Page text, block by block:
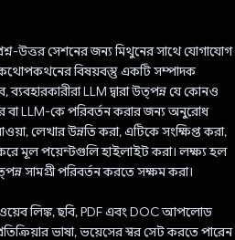
উত্তর সেশনের জন্য মিথুনের সাথে যোগাযোগ
কথোপকথনের বিষয়বস্তু একটি সম্পাদক
LLM দ্বারা উত্পন্ন যে কোনও
LLM-কে পরিবর্তন করার জন্য অনুরোধ
লেখার উন্নতি করা, এটিকে সংক্ষিপ্ত করা,
করে মূল পয়েন্টগুলি হাইলাইট করা। লক্ষ্য হল
সামগ্রী পরিবর্তন করতে সক্ষম করা।
ওয়েব লিঙ্ক, ছবি, PDF এবং DOC আপলোড
ভাষা, ভয়েসের স্বর সেট করতে পারেন